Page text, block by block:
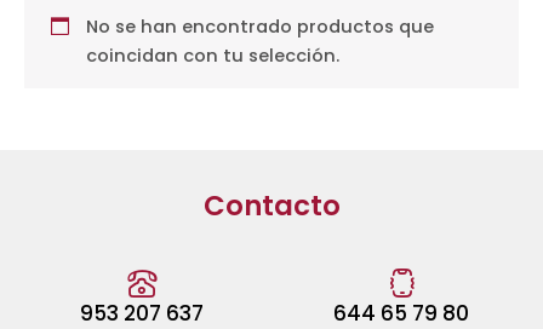
No se han encontrado productos que
coincidan con tu selección.
Contacto
953 207 637 644 65 79 80